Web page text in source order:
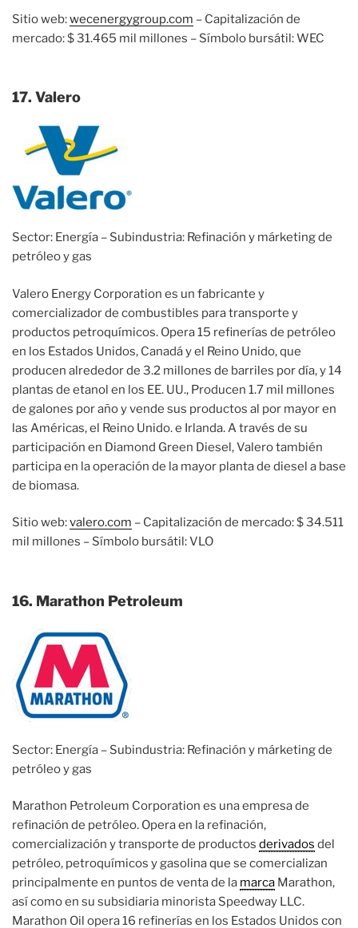
Sitio web:wecenergygroup.com – Capitalización de
mercado: $ 31.465 mil millones – Símbolo bursátil: WEC
17. Valero
Sector: Energía – Subindustria: Refinación y márketing de
petróleo y gas
Valero Energy Corporation es un fabricante y
comercializador de combustibles para transporte y
productos petroquímicos. Opera 15 refinerías de petróleo
en los Estados Unidos, Canadá y el Reino Unido, que
producen alrededor de 3.2 millones de barriles por día, y 14
plantas de etanol en los EE. UU., Producen 1.7 mil millones
de galones por año y vende sus productos al por mayor en
las Américas, el Reino Unido. e Irlanda. A través de su
participación en Diamond Green Diesel, Valero también
participa en la operación de la mayor planta de diesel a base
de biomasa.
Sitio web:valero.com – Capitalización de mercado: $ 34.511
mil millones – Símbolo bursátil: VLO
16. Marathon Petroleum
Sector: Energía – Subindustria: Refinación y márketing de
petróleo y gas
Marathon Petroleum Corporation es una empresa de
refinación de petróleo. Opera en la refinación,
comercialización y transporte de productos derivados del
petróleo, petroquímicos y gasolina que se comercializan
principalmente en puntos de venta de la marca Marathon,
así como en su subsidiaria minorista Speedway LLC.
Marathon Oil opera 16 refinerías en los Estados Unidos con